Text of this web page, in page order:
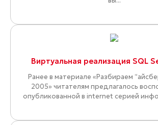
Виртуальная реализация SQL
Ранее в материале «Разбираем
2005» читателям предлагалось
опубликованной в internet серией